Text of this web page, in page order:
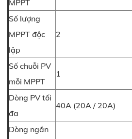
MPPT
Số lượng
MPPT độc
lập
2
Số chuỗi PV
mỗi MPPT
1
Dòng PV tối
đa
40A (20A / 20A)
Dòng ngắn